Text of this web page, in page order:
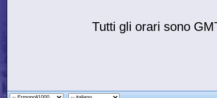
Tutti gli orari sono